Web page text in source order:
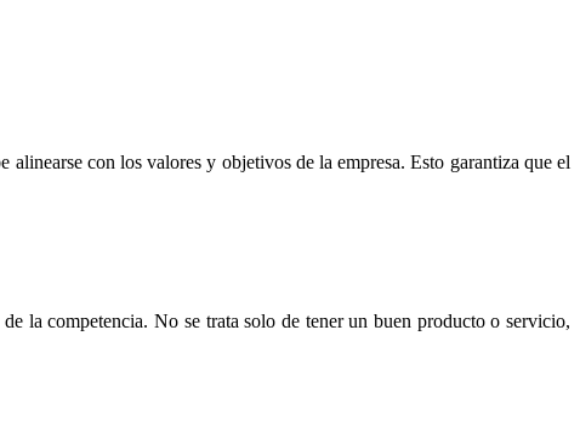
con los valores y objetivos de la empresa. Esto garantiza que el
la competencia. No se trata solo de tener un buen producto o servicio,